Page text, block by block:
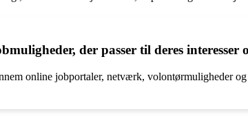
der passer til deres interesser
online jobportaler, netværk, volontørmuligheder